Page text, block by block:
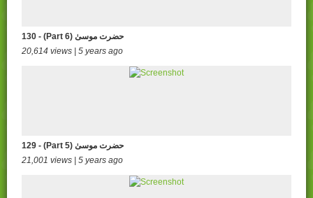
130 - (Part 6) حضرت موسیٰ
20,614 views | 5 years ago
129 - (Part 5) حضرت موسیٰ
21,001 views | 5 years ago